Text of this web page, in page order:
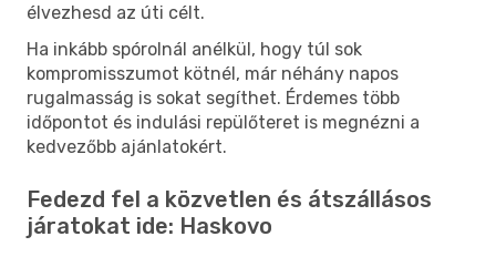
élvezhesd az úti célt.
Ha inkább spórolnál anélkül, hogy túl sok
kompromisszumot kötnél, már néhány napos
rugalmasság is sokat segíthet. Érdemes több
időpontot és indulási repülőteret is megnézni a
kedvezőbb ajánlatokért.
Fedezd fel a közvetlen és átszállásos
járatokat ide: Haskovo